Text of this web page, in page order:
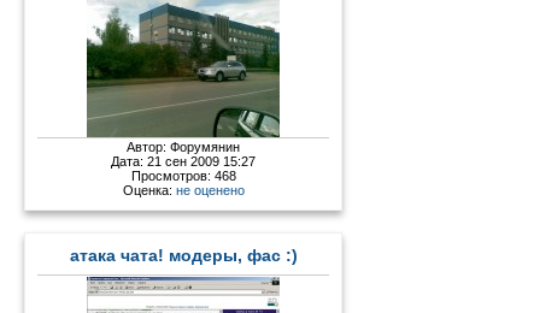
Автор:Форумянин
Дата: 21 сен 2009 15:27
Просмотров: 468
Оценка: не оценено
атака чата! модеры, фас :)